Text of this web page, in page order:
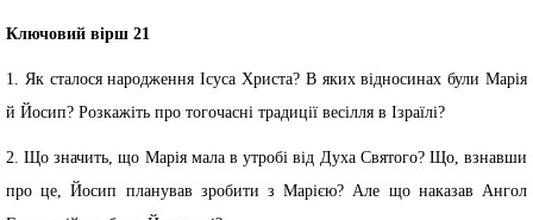
Ключовий вірш 21
1. Як сталося народження Ісуса Христа? В яких відносинах були Марія
й Йосип? Розкажіть про тогочасні традиції весілля в Ізраїлі?
2. Що значить, що Марія мала в утробі від Духа Святого? Що, взнавши
про це, Йосип планував зробити з Марією? Але що наказав Ангол